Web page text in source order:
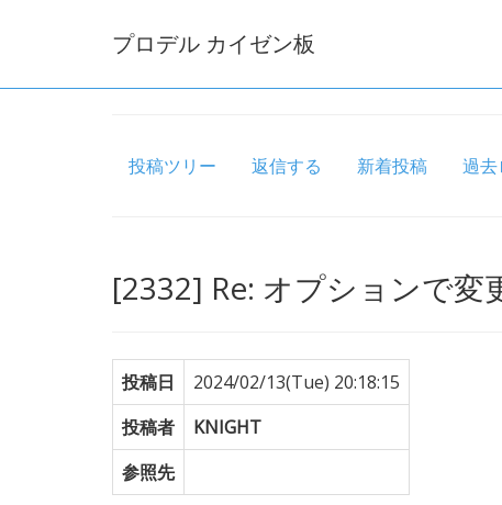
プロデル カイゼン板
投稿ツリー 返信する 新着投稿 過
[2332] Re: オプションで変
投稿日
2024/02/13(Tue) 20:18:15
投稿者
KNIGHT
参照先